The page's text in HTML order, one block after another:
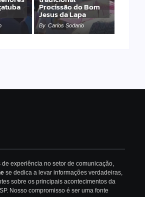
Procissão do Bom
Jesus da Lapa
By Carlos Sodario
experiência no setor de comunicação,
se dedica a levar informações verdadeiras,
sobre os principais acontecimentos da
Nosso compromisso é ser uma fonte